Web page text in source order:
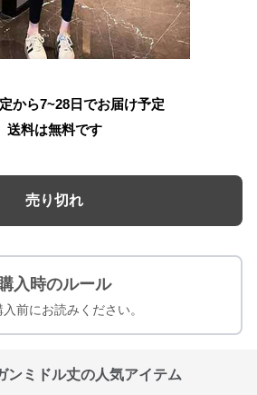
から7~28日でお届け予定
送料は無料です
売り切れ
入時のルール
前にお読みください。
ンミドル丈の人気アイテム